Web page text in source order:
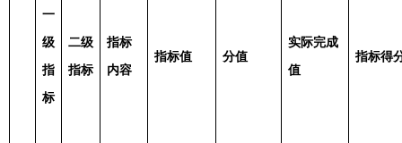
一
级
指
标
二级
指标
指标
内容
指标值 分值
实际完成
值
指标得